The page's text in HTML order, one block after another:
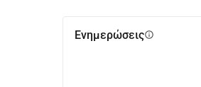
Ενημερώσειςinfo